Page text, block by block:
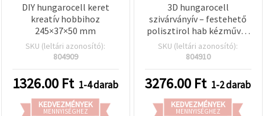
DIY hungarocell keret
kreatív hobbihoz
245×37×50 mm
SKU (leltári azonosító):
804909
1326.00 Ft 1-4 darab
KEDVEZMÉNYEK
MENNYISÉGHEZ
3D hungarocell
szivárványív – festehető
polisztirol hab kézműves
modell DIY projektekhez,
parti és osztálytermi
450×225×140 mm, könnyű
– 1 db
SKU (leltári azonosító):
804910
3276.00 Ft 1-2 darab
KEDVEZMÉNYEK
MENNYISÉGHEZ